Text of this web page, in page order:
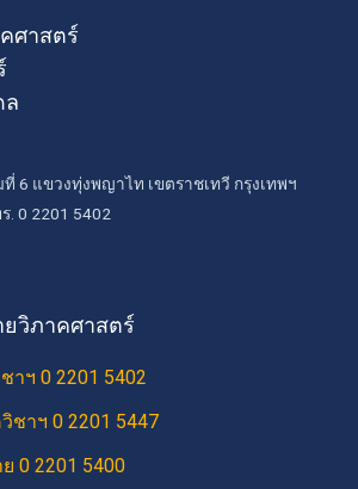
ศาสตร์
ล
6 แขวงทุ่งพญาไท เขตราชเทวี กรุงเทพฯ
. 0 2201 5402
วิภาคศาสตร์
าฯ 0 2201 5402
าฯ 0 2201 5447
0 2201 5400